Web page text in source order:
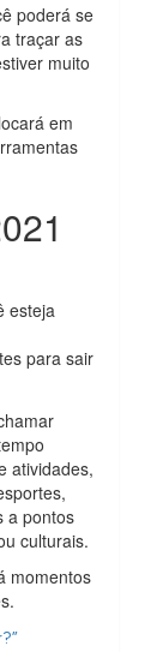
poderá se
traçar as
muito
em
esteja
para sair
atividades,
a pontos
culturais.
momentos